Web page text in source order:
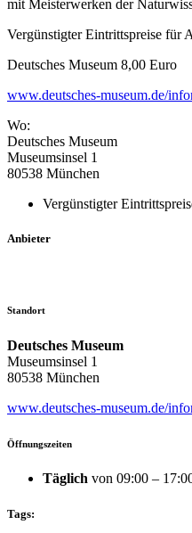
mit Meisterwerken der
Vergünstigter Eintrittspreise für
Deutsches Museum 8,00 Euro
www.deutsches-museum.de/
Wo:
Deutsches Museum
Museumsinsel 1
80538 München
Vergünstigter
Anbieter
Standort
Deutsches Museum
Museumsinsel 1
80538 München
www.deutsches-museum.de/
Öffnungszeiten
Täglich von 09:00 –
Tags: